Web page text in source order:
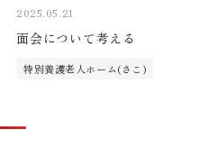
2025.05.21
面会について考える
特別養護老人ホーム(さこ)